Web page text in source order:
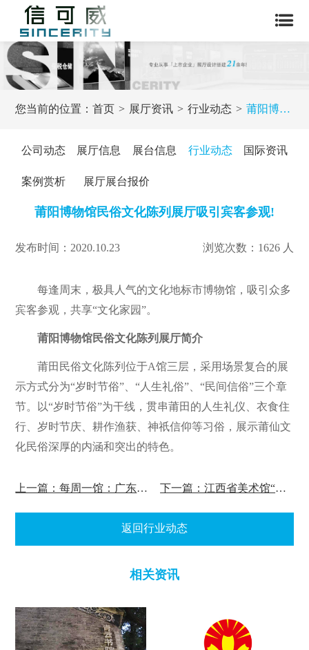
您当前的位置：首页 展厅资讯 行业动态 莆阳博物馆民俗文化陈列展厅吸引宾客参观!
公司动态 展厅信息 展台信息 行业动态 国际资讯
案例赏析 展厅展台报价
莆阳博物馆民俗文化陈列展厅吸引宾客参观!
发布时间：2020.10.23 浏览次数：1626 人
每逢周末，极具人气的文化地标市博物馆，吸引众多
宾客参观，共享“文化家园”。
莆阳博物馆民俗文化陈列展厅简介
莆田民俗文化陈列位于A馆三层，采用场景复合的展
示方式分为“岁时节俗”、“人生礼俗”、“民间信俗”三个章
节。以“岁时节俗”为干线，贯串莆田的人生礼仪、衣食住
行、岁时节庆、耕作渔获、神祇信仰等习俗，展示莆仙文
化民俗深厚的内涵和突出的特色。
上一篇：每周一馆：广东外事博物馆 下一篇：江西省美术馆“线上展厅”正式亮相！
返回行业动态
相关资讯